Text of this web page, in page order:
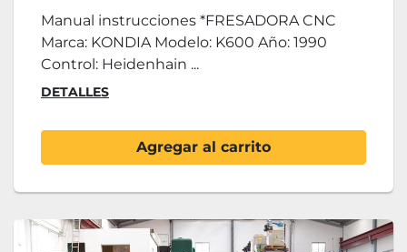
Manual instrucciones *FRESADORA CNC
Marca: KONDIA Modelo: K600 Año: 1990
Control: Heidenhain ...
DETALLES
Agregar al carrito